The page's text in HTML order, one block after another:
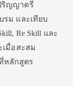
ริญญาตรี
รม และเทียบ
Re Skill และ
เมื่อสะสม
หลักสูตร